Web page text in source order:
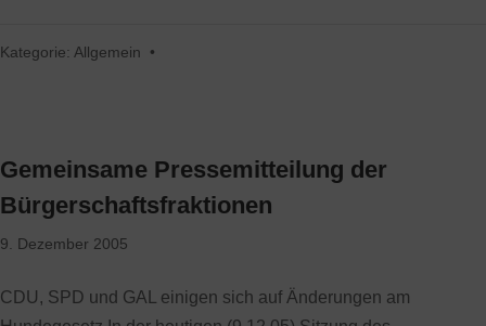
Kategorie: Allgemein •
Gemeinsame Pressemitteilung der
Bürgerschaftsfraktionen
9. Dezember 2005
CDU, SPD und GAL einigen sich auf Änderungen am